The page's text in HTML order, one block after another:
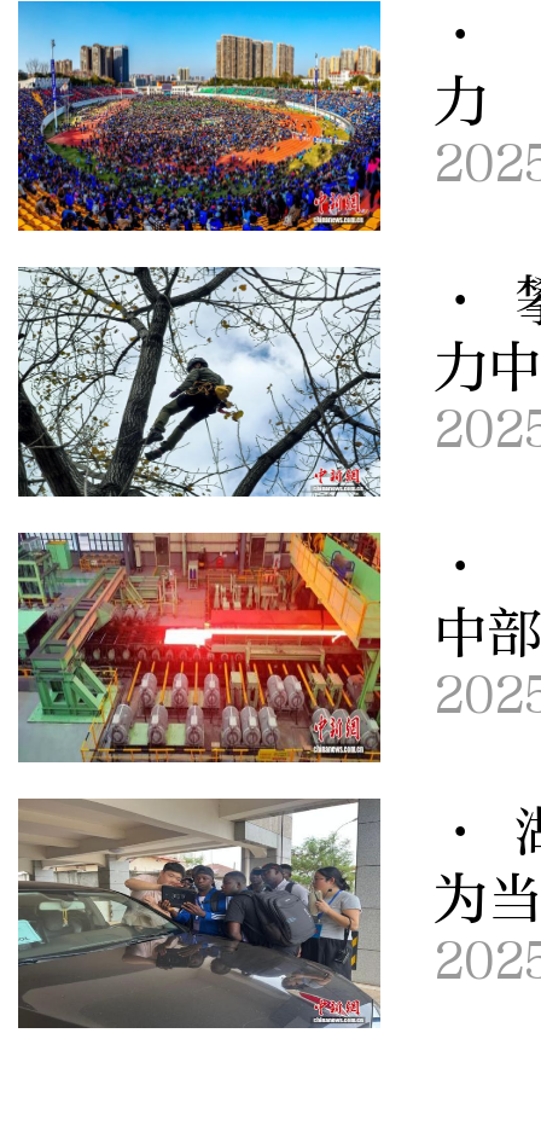
·
力
·
力
·
中
·
为